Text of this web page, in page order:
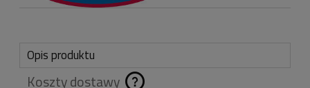
Opis produktu
Koszty dostawy